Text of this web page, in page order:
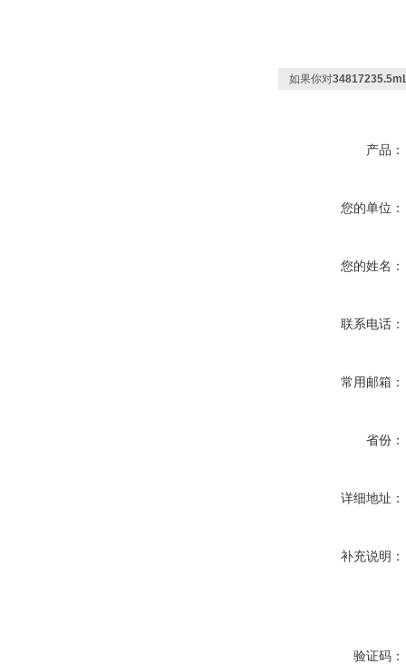
如果你对
产品：
您的单位：
您的姓名：
联系电话：
常用邮箱：
省份：
详细地址：
补充说明：
验证码：